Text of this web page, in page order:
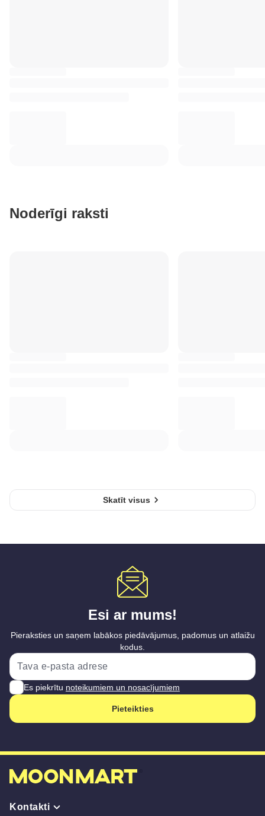
Noderīgi raksti
Skatīt visus
Esi ar mums!
Pieraksties un saņem labākos piedāvājumus, padomus un atlaižu
kodus.
Es piekrītu noteikumiem un nosacījumiem
Pieteikties
Kontakti